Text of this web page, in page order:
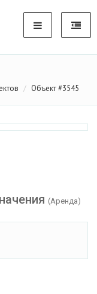
Объект #3545
(Аренда)